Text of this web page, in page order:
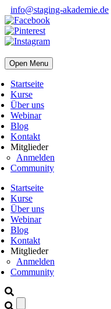
info@staging-akademie.de
Open Menu
Startseite
Kurse
Über uns
Webinar
Blog
Kontakt
Mitglieder
Anmelden
Community
Startseite
Kurse
Über uns
Webinar
Blog
Kontakt
Mitglieder
Anmelden
Community